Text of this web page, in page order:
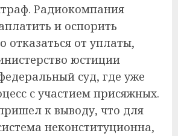
Радиокомпания
и оспорить
отказаться от уплаты,
юстиции
суд, где уже
с участием присяжных.
к выводу, что для
неконституционна,